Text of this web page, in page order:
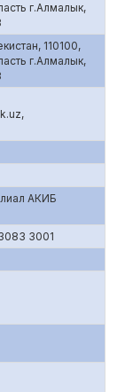
г.Алмалык,
110100,
г.Алмалык,
АКИБ
3001